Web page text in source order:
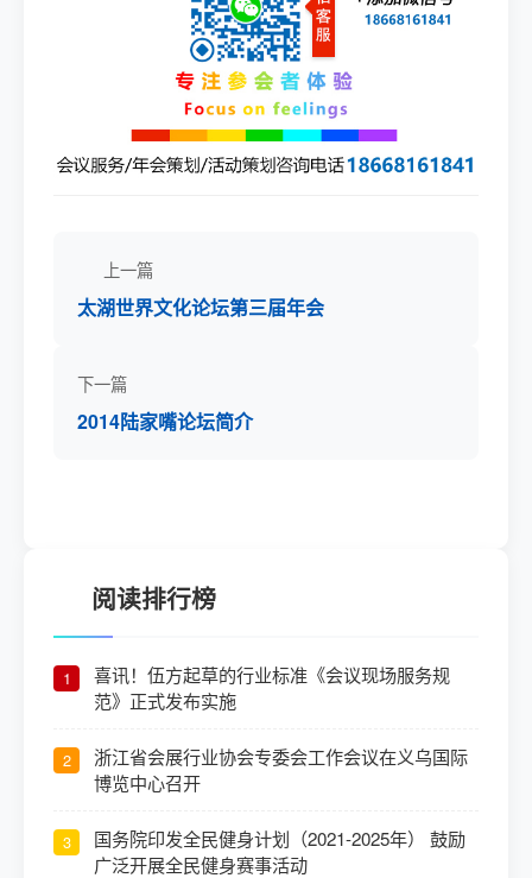
上一篇
太湖世界文化论坛第三届年会
下一篇
2014陆家嘴论坛简介
阅读排行榜
1
喜讯！伍方起草的行业标准《会议现场服务规
范》正式发布实施
2
浙江省会展行业协会专委会工作会议在义乌国际
博览中心召开
3
国务院印发全民健身计划（2021-2025年） 鼓励
广泛开展全民健身赛事活动